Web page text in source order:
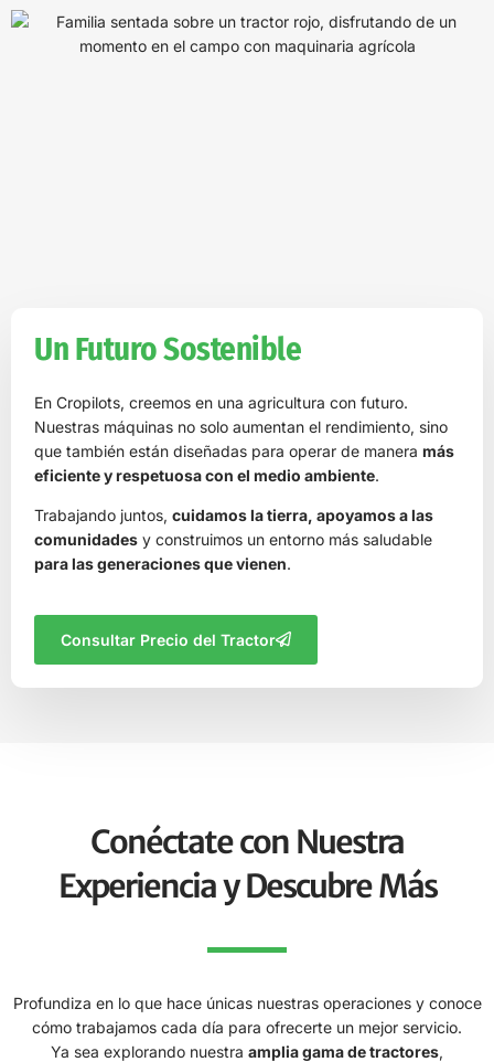
Un Futuro Sostenible
En Cropilots, creemos en una agricultura con futuro.
Nuestras máquinas no solo aumentan el rendimiento, sino
que también están diseñadas para operar de manera más
eficiente y respetuosa con el medio ambiente.
Trabajando juntos, cuidamos la tierra, apoyamos a las
comunidades y construimos un entorno más saludable
para las generaciones que vienen.
Consultar Precio del Tractor
Conéctate con Nuestra
Experiencia y Descubre Más
Profundiza en lo que hace únicas nuestras operaciones y conoce
cómo trabajamos cada día para ofrecerte un mejor servicio.
Ya sea explorando nuestra amplia gama de tractores,